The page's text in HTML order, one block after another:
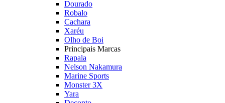
Dourado
Robalo
Cachara
Xaréu
Olho de Boi
Principais Marcas
Rapala
Nelson Nakamura
Marine Sports
Monster 3X
Yara